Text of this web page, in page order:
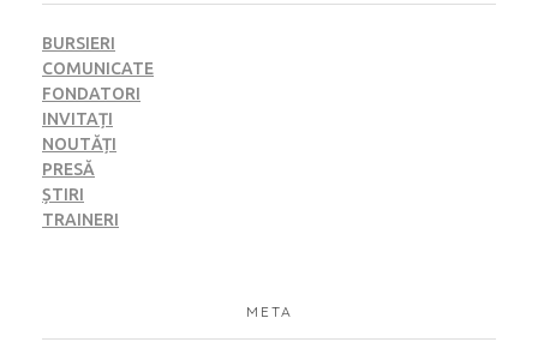
BURSIERI
COMUNICATE
FONDATORI
INVITAȚI
NOUTĂȚI
PRESĂ
ȘTIRI
TRAINERI
META